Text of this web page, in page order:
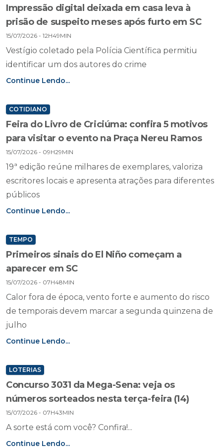
Impressão digital deixada em casa leva à
prisão de suspeito meses após furto em SC
15/07/2026 - 12H49MIN
Vestígio coletado pela Polícia Científica permitiu
identificar um dos autores do crime
Continue Lendo...
COTIDIANO
Feira do Livro de Criciúma: confira 5 motivos
para visitar o evento na Praça Nereu Ramos
15/07/2026 - 09H29MIN
19ª edição reúne milhares de exemplares, valoriza
escritores locais e apresenta atrações para diferentes
públicos
Continue Lendo...
TEMPO
Primeiros sinais do El Niño começam a
aparecer em SC
15/07/2026 - 07H48MIN
Calor fora de época, vento forte e aumento do risco
de temporais devem marcar a segunda quinzena de
julho
Continue Lendo...
LOTERIAS
Concurso 3031 da Mega-Sena: veja os
números sorteados nesta terça-feira (14)
15/07/2026 - 07H43MIN
A sorte está com você? Confira!...
Continue Lendo...